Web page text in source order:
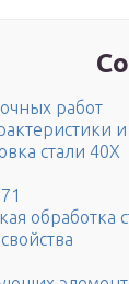
работ
стали 40Х
обработка